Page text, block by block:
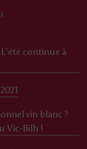
continue à
vin blanc ?
Vic-Bilh !